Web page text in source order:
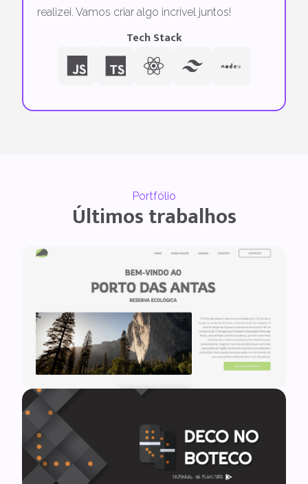
realizei. Vamos criar algo incrível juntos!
Tech Stack
Portfólio
Últimos trabalhos